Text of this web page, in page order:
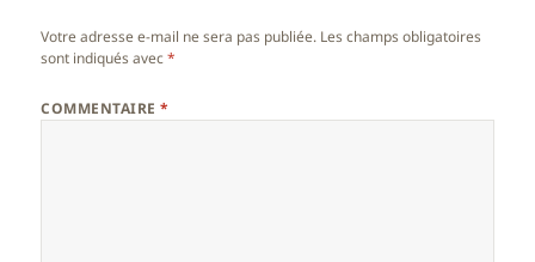
Votre adresse e-mail ne sera pas publiée. Les champs obligatoires
sont indiqués avec*
COMMENTAIRE*